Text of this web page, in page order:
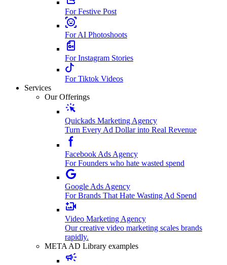
For Festive Post
For AI Photoshoots
For Instagram Stories
For Tiktok Videos
Services
Our Offerings
Quickads Marketing Agency
Turn Every Ad Dollar into Real Revenue
Facebook Ads Agency
For Founders who hate wasted spend
Google Ads Agency
For Brands That Hate Wasting Ad Spend
Video Marketing Agency
Our creative video marketing scales brands
rapidly.
META AD Library examples